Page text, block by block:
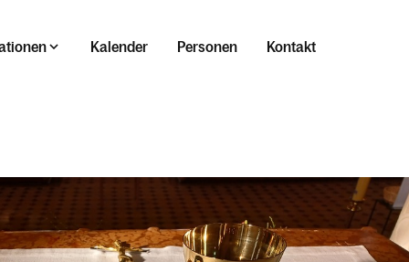
Kalender Personen Kontakt